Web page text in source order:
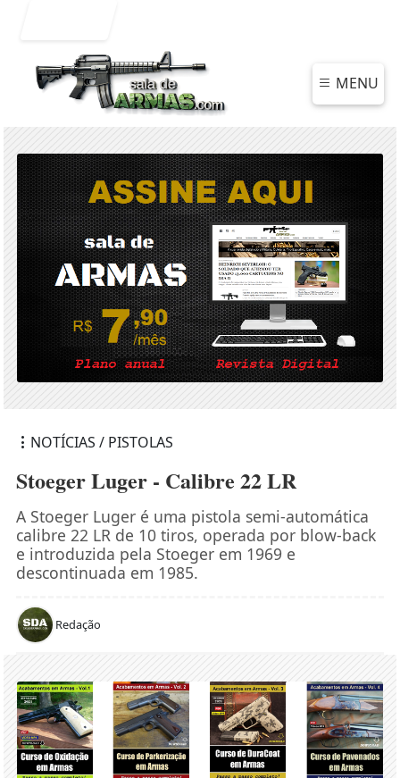
MENU
NOTÍCIAS / PISTOLAS
Stoeger Luger - Calibre 22 LR
A Stoeger Luger é uma pistola semi-automática
calibre 22 LR de 10 tiros, operada por blow-back
e introduzida pela Stoeger em 1969 e
descontinuada em 1985.
Redação